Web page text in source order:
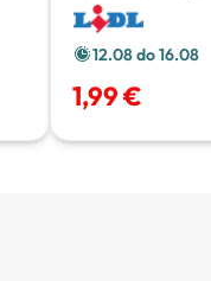
12.08 do 16.08
1,99 €